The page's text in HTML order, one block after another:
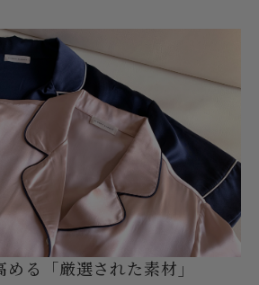
る「厳選された素材」